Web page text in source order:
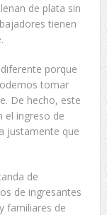
de plata sin
tienen
porque
tomar
De hecho, este
el ingreso de
justamente que
de
de ingresantes
familiares de